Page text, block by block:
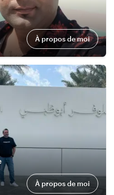
À propos de moi
À propos de moi